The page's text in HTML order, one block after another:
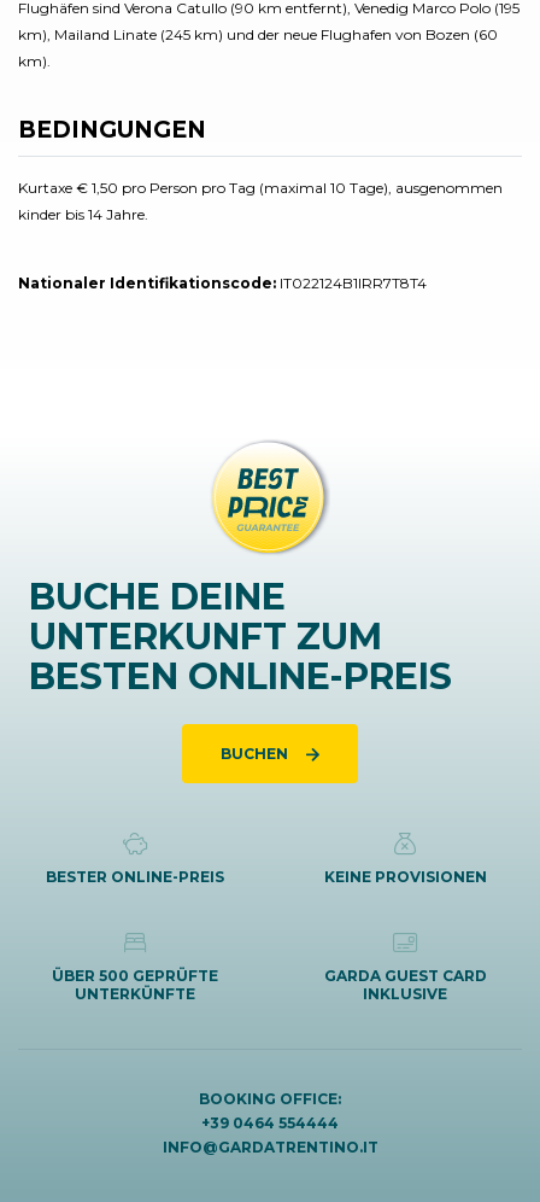
Flughäfen sind Verona Catullo (90 km entfernt), Venedig Marco Polo (195
km), Mailand Linate (245 km) und der neue Flughafen von Bozen (60
km).
BEDINGUNGEN
Kurtaxe € 1,50 pro Person pro Tag (maximal 10 Tage), ausgenommen
kinder bis 14 Jahre.
Nationaler Identifikationscode: IT022124B1IRR7T8T4
BUCHE DEINE
UNTERKUNFT ZUM
BESTEN ONLINE-PREIS
BUCHEN
BESTER ONLINE-PREIS KEINE PROVISIONEN
ÜBER 500 GEPRÜFTE
UNTERKÜNFTE
GARDA GUEST CARD
INKLUSIVE
BOOKING OFFICE:
+39 0464 554444
INFO@GARDATRENTINO.IT